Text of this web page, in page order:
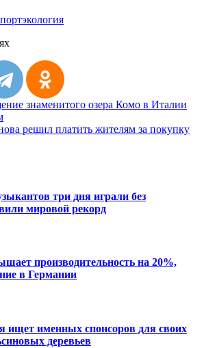
экология
знаменитого озера Комо в Италии
решил платить жителям за покупку
три дня играли без
мировой рекорд
производительность на 20%,
в Германии
ищет именных спонсоров для своих
деревьев